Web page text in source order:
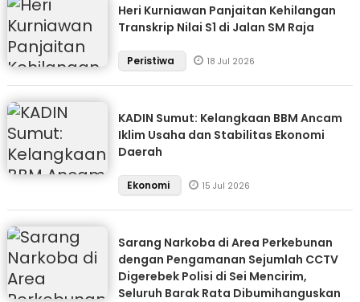
Heri Kurniawan Panjaitan Kehilangan
Transkrip Nilai S1 di Jalan SM Raja
Peristiwa 18 Jul 2026
KADIN Sumut: Kelangkaan BBM Ancam
Iklim Usaha dan Stabilitas Ekonomi
Daerah
Ekonomi 15 Jul 2026
Sarang Narkoba di Area Perkebunan
dengan Pengamanan Sejumlah CCTV
Digerebek Polisi di Sei Mencirim,
Seluruh Barak Rata Dibumihanguskan